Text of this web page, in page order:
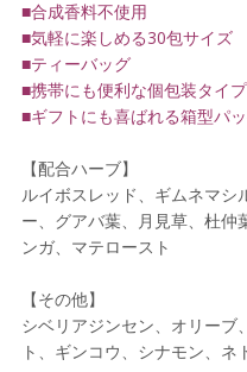
■合成香料不使用
■気軽に楽しめる30包サイズ
■ティーバッグ
■携帯にも便利な個包装タイプ
■ギフトにも喜ばれる箱型パ
【配合ハーブ】
ルイボスレッド、ギムネマシ
ー、グアバ葉、月見草、杜仲
ンガ、マテロースト
【その他】
シベリアジンセン、オリーブ
ト、ギンコウ、シナモン、ネ